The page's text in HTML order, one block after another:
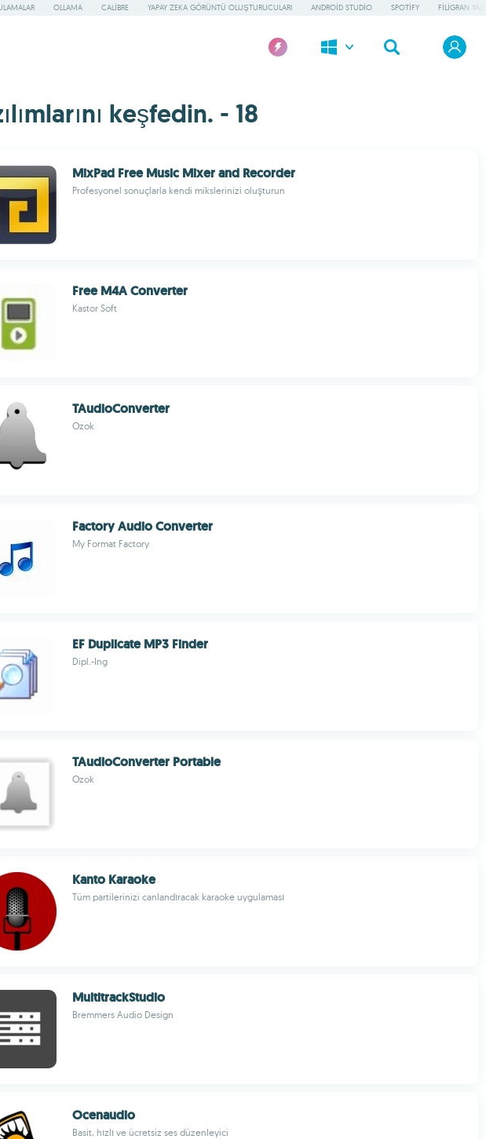
OLLAMA CALIBRE YAPAY ZEKA GÖRÜNTÜ OLUŞTURUCULARI ANDROID STUDIO SPOTIFY FILIGRAN
keşfedin. - 18
MixPad Free Music Mixer and Recorder
Profesyonel sonuçlarla kendi mikslerinizi oluşturun
Free M4A Converter
Kastor Soft
TAudioConverter
Ozok
Factory Audio Converter
My Format Factory
EF Duplicate MP3 Finder
Dipl.-Ing
TAudioConverter Portable
Ozok
Kanto Karaoke
Tüm partilerinizi canlandıracak karaoke uygulaması
MultitrackStudio
Bremmers Audio Design
Ocenaudio
Basit, hızlı ve ücretsiz ses düzenleyici